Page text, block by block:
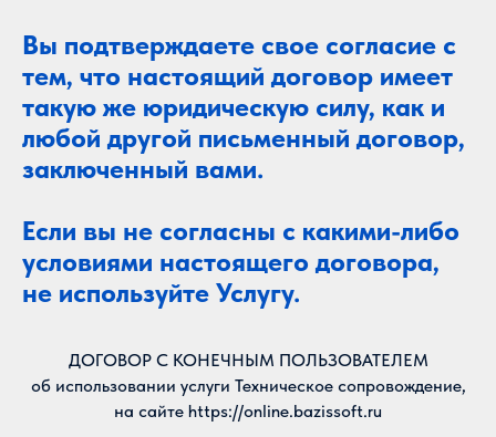
Вы подтверждаете свое согласие с
тем, что настоящий договор имеет
такую же юридическую силу, как и
любой другой письменный договор,
заключенный вами.
Если вы не согласны с какими-либо
условиями настоящего договора,
не используйте Услугу.
ДОГОВОР С КОНЕЧНЫМ ПОЛЬЗОВАТЕЛЕМ
об использовании услуги Техническое сопровождение,
на сайте https://online.bazissoft.ru